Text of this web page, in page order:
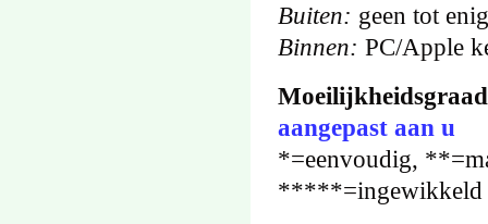
Buiten: geen tot
Binnen: PC/Apple
Moeilijkheidsgraad
aangepast aan u
*=eenvoudig,
*****=ingewikkeld